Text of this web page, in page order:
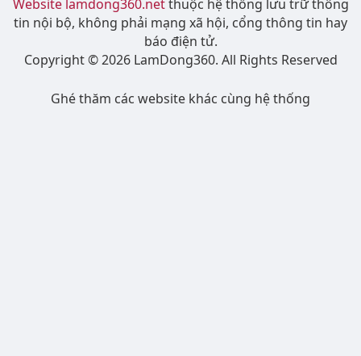
Website lamdong360.netthuộc hệ thống lưu trữ thông
tin nội bộ, không phải mạng xã hội, cổng thông tin hay
báo điện tử.
Copyright © 2026 LamDong360. All Rights Reserved
Ghé thăm các website khác cùng hệ thống